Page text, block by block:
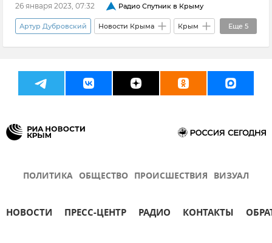
26 января 2023, 07:32 Радио Спутник в Крыму
Еще 5
Артур Дубровский Новости Крыма Крым
Недвижимость в Крыму Сбербанк в Крыму
Экономика Общество Мнения
ПОЛИТИКА ОБЩЕСТВО ПРОИСШЕСТВИЯ ВИЗУАЛ
НОВОСТИ ПРЕСС-ЦЕНТР РАДИО КОНТАКТЫ